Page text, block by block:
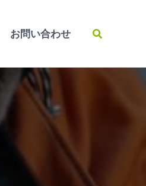
お問い合わせ
検
い